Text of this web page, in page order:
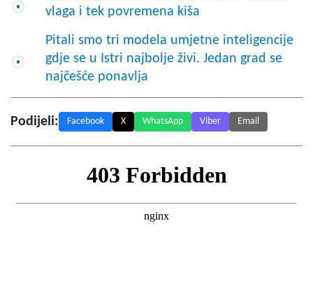
vlaga i tek povremena kiša
Pitali smo tri modela umjetne inteligencije
gdje se u Istri najbolje živi. Jedan grad se
najčešće ponavlja
Podijeli: Facebook X WhatsApp Viber Email